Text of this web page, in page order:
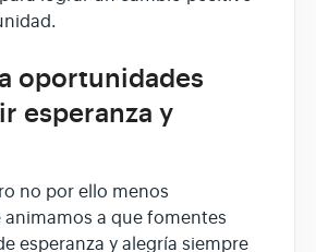
oportunidades
esperanza y
no por ello menos
a que fomentes
esperanza y alegría siempre